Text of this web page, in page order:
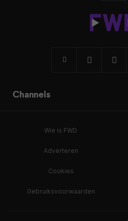
Channels
Wie is FWD
Adverteren
Cookies
Gebruiksvoorwaarden